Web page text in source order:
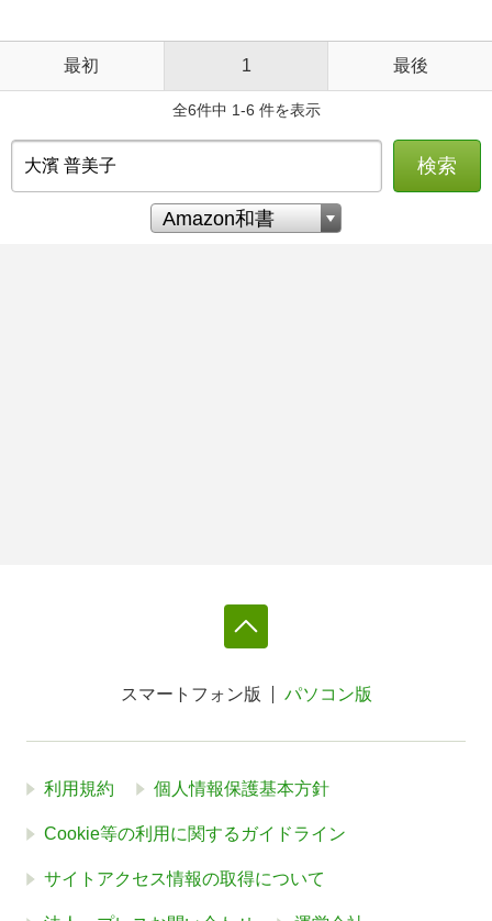
最初 1 最後
全6件中 1-6 件を表示
検索
スマートフォン版 パソコン版
利用規約 個人情報保護基本方針
Cookie等の利用に関するガイドライン
サイトアクセス情報の取得について